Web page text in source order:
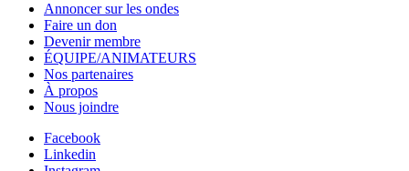
Annoncer sur les ondes
Faire un don
Devenir membre
ÉQUIPE/ANIMATEURS
Nos partenaires
À propos
Nous joindre
Facebook
Linkedin